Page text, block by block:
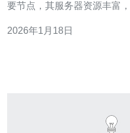
要节点，其服务器资源丰富
手管理服务器。 首先，了解什么是站群。站群是指在同一
2026年1月18日